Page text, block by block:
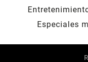
Especiales